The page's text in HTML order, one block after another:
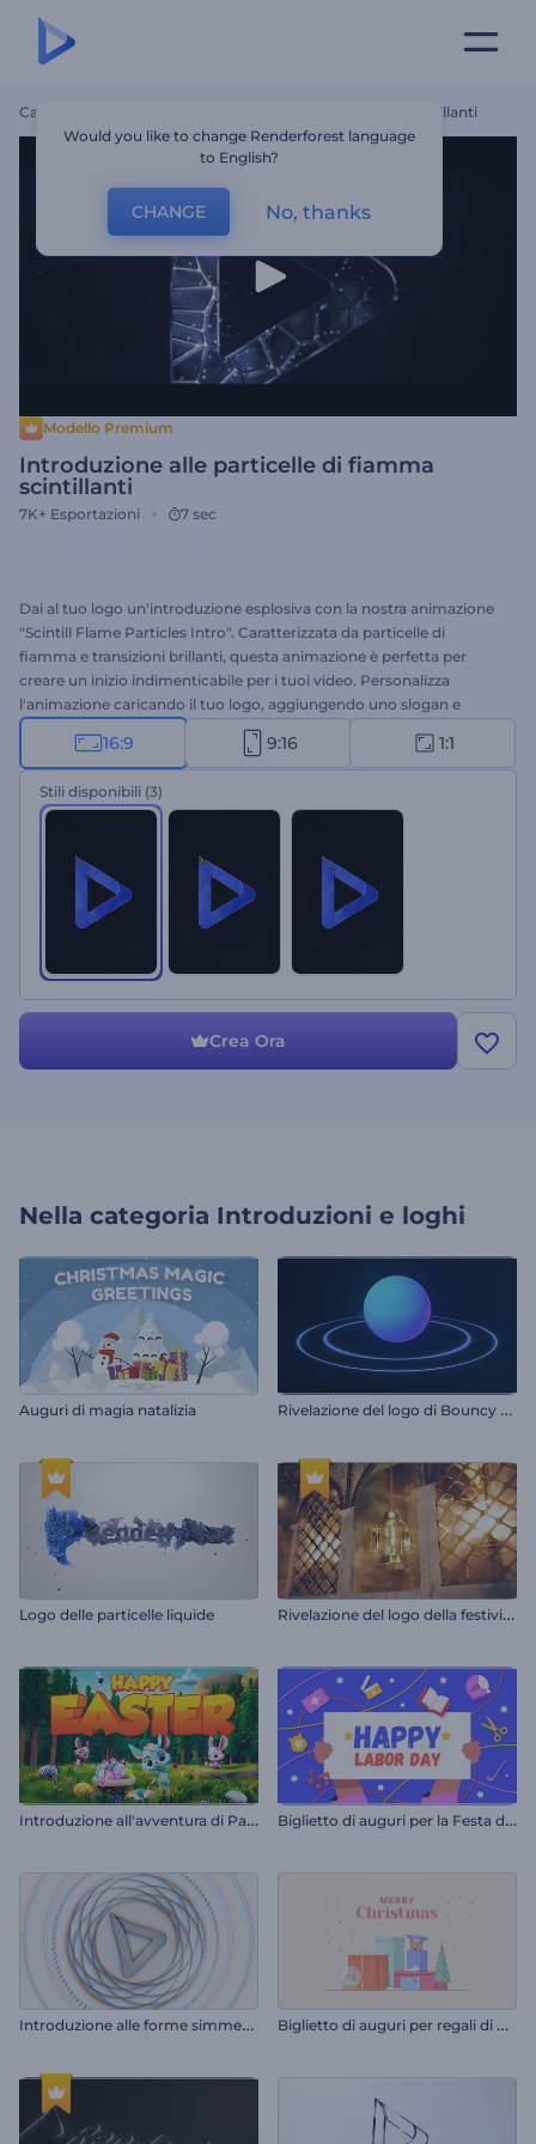
Casa Introduzione Alle Particelle Di Fiamma Scintillanti
Modello Premium
Introduzione alle particelle di fiamma
scintillanti
7K+ Esportazioni 7 sec
Dai al tuo logo un'introduzione esplosiva con la nostra animazione
"Scintill Flame Particles Intro". Caratterizzata da particelle di
fiamma e transizioni brillanti, questa animazione è perfetta per
creare un inizio indimenticabile per i tuoi video. Personalizza
l'animazione caricando il tuo logo, aggiungendo uno slogan e
selezionando una colonna sonora coinvolgente dalla nostra libreria
musicale. Che tu voglia una promozione energica, un'introduzione
per un servizio o un'azienda, l'apertura di un evento o altro, questa
animazione è la soluzione ideale. Inizia subito a creare!
16:9 9:16 1:1
Stili disponibili (3)
Crea Ora
Nella categoria Introduzioni e loghi
Auguri di magia natalizia R
ivelazione del logo di Bouncy Shapes
Logo delle particelle liquide R
ivelazione del logo della festività islamica
I
ntroduzione all'avventura di Pasqua B
iglietto di auguri per la Festa del Lavoro
I
ntroduzione alle forme simmetriche B
iglietto di auguri per regali di Natale
Would you like to change Renderforest language
to English?
CHANGE No, thanks